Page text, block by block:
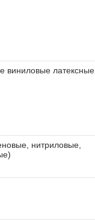
виниловые латексные
нитриловые,